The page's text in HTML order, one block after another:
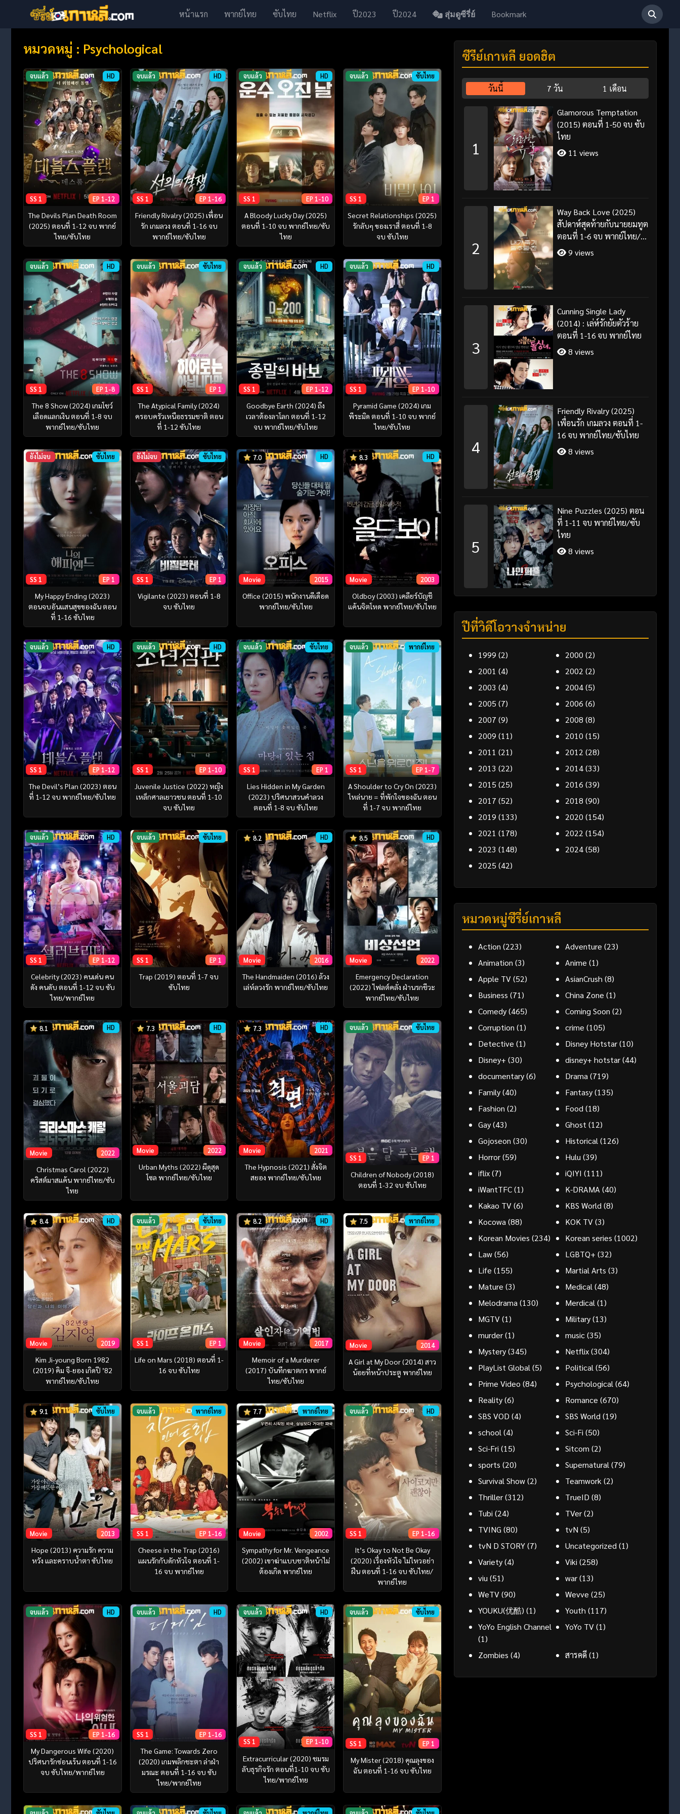
หน้าแรก พากย์ไทย ซับไทย Netflix ปี2023 ปี2024 สุ่มดูซีรี่ย์ Bookmark
หมวดหมู่ : Psychological
จบแล้ว HD
SS 1 EP 1-12
The Devils Plan Death Room
(2025) ตอนที่ 1-12 จบ พากย์
ไทย/ซับไทย
จบแล้ว HD
SS 1 EP 1-16
Friendly Rivalry (2025) เพื่อน
รัก เกมลวง ตอนที่ 1-16 จบ
พากย์ไทย/ซับไทย
จบแล้ว HD
SS 1 EP 1-10
A Bloody Lucky Day (2025)
ตอนที่ 1-10 จบ พากย์ไทย/ซับ
ไทย
จบแล้ว ซับไทย
SS 1 EP 1
Secret Relationships (2025)
รักลับๆ ของเราสี่ ตอนที่ 1-8
จบ ซับไทย
จบแล้ว HD
SS 1 EP 1-8
The 8 Show (2024) เกมโชว์
เลือดแลกเงิน ตอนที่ 1-8 จบ
พากย์ไทย/ซับไทย
จบแล้ว ซับไทย
SS 1 EP 1
The Atypical Family (2024)
ครอบครัวเหนือธรรมชาติ ตอน
ที่ 1-12 ซับไทย
จบแล้ว HD
SS 1 EP 1-12
Goodbye Earth (2024) ถึง
เวลาต้องลาโลก ตอนที่ 1-12
จบ พากย์ไทย/ซับไทย
จบแล้ว HD
SS 1 EP 1-10
Pyramid Game (2024) เกม
พีระมิด ตอนที่ 1-10 จบ พากย์
ไทย/ซับไทย
ยังไม่จบ ซับไทย
SS 1 EP 1
My Happy Ending (2023)
ตอนจบอันแสนสุขของฉัน ตอน
ที่ 1-16 ซับไทย
ยังไม่จบ ซับไทย
SS 1 EP 1
Vigilante (2023) ตอนที่ 1-8
จบ ซับไทย
7.0 HD
Movie 2015
Office (2015) พนักงานดีเดือด
พากย์ไทย/ซับไทย
8.3 HD
Movie 2003
Oldboy (2003) เคลียร์บัญชี
แค้นจิตโหด พากย์ไทย/ซับไทย
จบแล้ว HD
SS 1 EP 1-12
The Devil’s Plan (2023) ตอน
ที่ 1-12 จบ พากย์ไทย/ซับไทย
จบแล้ว HD
SS 1 EP 1-10
Juvenile Justice (2022) หญิง
เหล็กศาลเยาวชน ตอนที่ 1-10
จบ ซับไทย
จบแล้ว ซับไทย
SS 1 EP 1
Lies Hidden in My Garden
(2023) ปริศนาสวนคำลวง
ตอนที่ 1-8 จบ ซับไทย
จบแล้ว พากย์ไทย
SS 1 EP 1-7
A Shoulder to Cry On (2023)
ไหล่นาย = ที่พักใจของฉัน ตอน
ที่ 1-7 จบ พากย์ไทย
จบแล้ว HD
SS 1 EP 1-12
Celebrity (2023) คนเด่น คน
ดัง คนดับ ตอนที่ 1-12 จบ ซับ
ไทย/พากย์ไทย
จบแล้ว ซับไทย
SS 1 EP 1
Trap (2019) ตอนที่ 1-7 จบ
ซับไทย
8.2 HD
Movie 2016
The Handmaiden (2016) ล้วง
เล่ห์ลวงรัก พากย์ไทย/ซับไทย
8.5 HD
Movie 2022
Emergency Declaration
(2022) ไฟลต์คลั่ง ฝ่านรกชีวะ
พากย์ไทย/ซับไทย
8.1 HD
Movie 2022
Christmas Carol (2022)
คริสต์มาสแค้น พากย์ไทย/ซับ
ไทย
7.3 HD
Movie 2022
Urban Myths (2022) ผีดุสุด
โซล พากย์ไทย/ซับไทย
7.3 HD
Movie 2021
The Hypnosis (2021) สั่งจิต
สยอง พากย์ไทย/ซับไทย
จบแล้ว ซับไทย
SS 1 EP 1
Children of Nobody (2018)
ตอนที่ 1-32 จบ ซับไทย
8.4 HD
Movie 2019
Kim Ji-young Born 1982
(2019) คิม จี-ยอง เกิดปี ’82
พากย์ไทย/ซับไทย
จบแล้ว ซับไทย
SS 1 EP 1
Life on Mars (2018) ตอนที่ 1-
16 จบ ซับไทย
8.2 HD
Movie 2017
Memoir of a Murderer
(2017) บันทึกฆาตกร พากย์
ไทย/ซับไทย
7.5 พากย์ไทย
Movie 2014
A Girl at My Door (2014) สาว
น้อยที่หน้าประตู พากย์ไทย
9.1 ซับไทย
Movie 2013
Hope (2013) ความรัก ความ
หวัง และคราบน้ำตา ซับไทย
จบแล้ว พากย์ไทย
SS 1 EP 1-16
Cheese in the Trap (2016)
แผนรักกับดักหัวใจ ตอนที่ 1-
16 จบ พากย์ไทย
7.7 พากย์ไทย
Movie 2002
Sympathy for Mr. Vengeance
(2002) เขาฆ่าแบบชาติหน้าไม่
ต้องเกิด พากย์ไทย
จบแล้ว HD
SS 1 EP 1-16
It’s Okay to Not Be Okay
(2020) เรื่องหัวใจ ไม่ไหวอย่า
ฝืน ตอนที่ 1-16 จบ ซับไทย/
พากย์ไทย
จบแล้ว HD
SS 1 EP 1-16
My Dangerous Wife (2020)
ปริศนารักซ่อนเร้น ตอนที่ 1-16
จบ ซับไทย/พากย์ไทย
จบแล้ว HD
SS 1 EP 1-16
The Game: Towards Zero
(2020) เกมพลิกชะตา ล่าฝ่า
มรณะ ตอนที่ 1-16 จบ ซับ
ไทย/พากย์ไทย
จบแล้ว HD
SS 1 EP 1-10
Extracurricular (2020) ชมรม
ลับธุรกิจรัก ตอนที่1-10 จบ ซับ
ไทย/พากย์ไทย
จบแล้ว ซับไทย
SS 1 EP 1
My Mister (2018) คุณลุงของ
ฉัน ตอนที่ 1-16 จบ ซับไทย
ซีรี่ย์เกาหลี ยอดฮิต
วันนี้ 7 วัน 1 เดือน
1
Glamorous Temptation
(2015) ตอนที่ 1-50 จบ ซับ
ไทย
11 views
2
Way Back Love (2025)
สัปดาห์สุดท้ายกับนายยมทูต
ตอนที่ 1-6 จบ พากย์ไทย/
ซับไทย9 views
3
Cunning Single Lady
(2014) : เล่ห์รักยัยตัวร้าย
ตอนที่ 1-16 จบ พากย์ไทย
8 views
4
Friendly Rivalry (2025)
เพื่อนรัก เกมลวง ตอนที่ 1-
16 จบ พากย์ไทย/ซับไทย
8 views
5
Nine Puzzles (2025) ตอน
ที่ 1-11 จบ พากย์ไทย/ซับ
ไทย
8 views
ปีที่วิดีโอวางจำหน่าย
1999 (2) 2000 (2)
2001 (4) 2002 (2)
2003 (4) 2004(5)
2005 (7) 2006 (6)
2007 (9) 2008 (8)
2009 (11) 2010 (15)
2011 (21) 2012 (28)
2013 (22) 2014(33)
2015 (25) 2016 (39)
2017 (52) 2018 (90)
2019 (133) 2020 (154)
2021 (178) 2022 (154)
2023 (148) 2024(58)
2025 (42)
หมวดหมู่ซีรี่ย์เกาหลี
Action (223) Adventure (23)
Animation (3) Anime (1)
Apple TV(52) AsianCrush (8)
Business (71) China Zone (1)
Comedy(465) Coming Soon (2)
Corruption (1) crime (105)
Detective (1) Disney Hotstar(10)
Disney+ (30) disney+ hotstar(44)
documentary(6) Drama(719)
Family(40) Fantasy(135)
Fashion (2) Food(18)
Gay(43) Ghost(12)
Gojoseon (30) Historical(126)
Horror(59) Hulu(39)
iflix(7) iQIYI (111)
iWantTFC(1) K-DRAMA(40)
Kakao TV(6) KBS World(8)
Kocowa(88) KOK TV(3)
Korean Movies (234) Korean series (1002)
Law(56) LGBTQ+ (32)
Life (155) Martial Arts (3)
Mature (3) Medical(48)
Melodrama(130) Merdical(1)
MGTV(1) Military(13)
murder(1) music(35)
Mystery(345) Netflix(304)
PlayList Global(5) Political(56)
Prime Video (84) Psychological(64)
Reality(6) Romance (670)
SBS VOD (4) SBS World(19)
school(4) Sci-Fi (50)
Sci-Fri (15) Sitcom (2)
sports (20) Supernatural(79)
Survival Show(2) Teamwork(2)
Thriller(312) TrueID (8)
Tubi (24) TVer(2)
TVING (80) tvN (5)
tvN D STORY(7) Uncategorized(1)
Variety(4) Viki (258)
viu(51) war(13)
WeTV(90) Wevve (25)
YOUKU(优酷) (1) Youth (117)
YoYo English Channel
(1)
YoYo TV(1)
Zombies (4) สารคดี(1)